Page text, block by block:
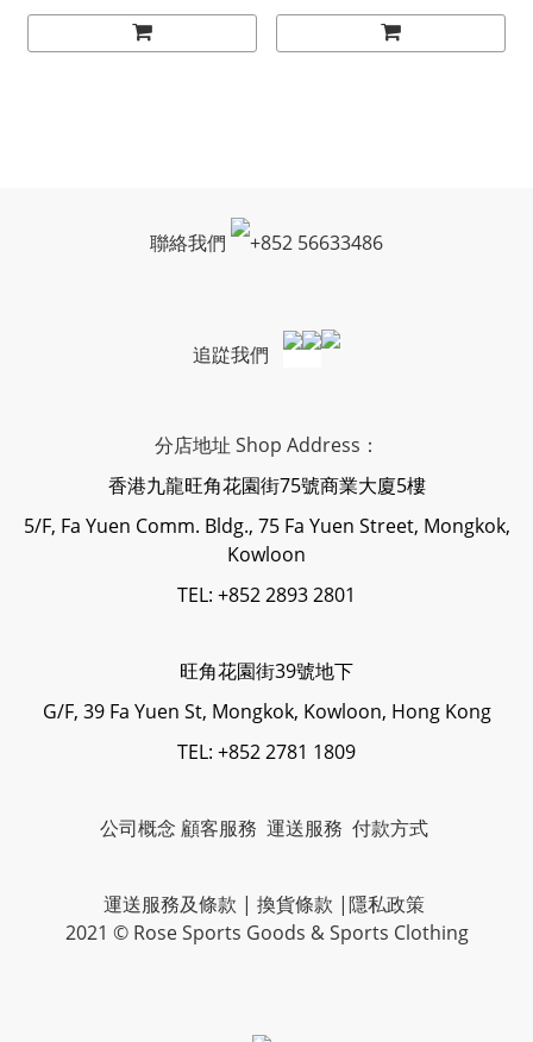
聯絡我們 +852 56633486
追踨我們
分店地址 Shop Address：
香港九龍旺角花園街75號商業大廈5樓
5/F, Fa Yuen Comm. Bldg., 75 Fa Yuen Street, Mongkok,
Kowloon
TEL: +852 2893 2801
旺角花園街39號地下
G/F, 39 Fa Yuen St, Mongkok, Kowloon, Hong Kong
TEL: +852 2781 1809
公司概念 顧客服務 運送服務 付款方式
運送服務及條款 | 換貨條款 |隱私政策
2021 © Rose Sports Goods & Sports Clothing